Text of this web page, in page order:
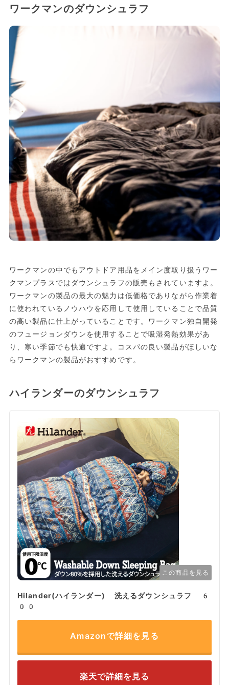
ワークマンのダウンシュラフ
ワークマンの中でもアウトドア用品をメイン度取り扱うワー
クマンプラスではダウンシュラフの販売もされていますよ。
ワークマンの製品の最大の魅力は低価格でありながら作業着
に使われているノウハウを応用して使用していることで品質
の高い製品に仕上がっていることです。ワークマン独自開発
のフュージョンダウンを使用することで吸湿発熱効果があ
り、寒い季節でも快適ですよ。コスパの良い製品がほしいな
らワークマンの製品がおすすめです。
ハイランダーのダウンシュラフ
この商品を見る
Hilander(ハイランダー) 洗えるダウンシュラフ 6
00
Amazonで詳細を見る
楽天で詳細を見る